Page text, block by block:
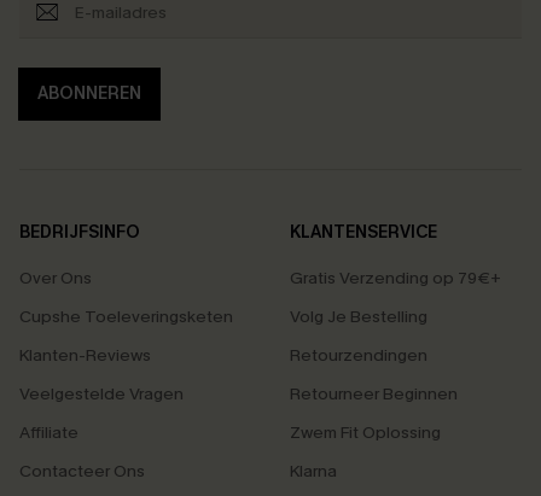
ABONNEREN
BEDRIJFSINFO
Over Ons
Cupshe Toeleveringsketen
Klanten-Reviews
Veelgestelde Vragen
Affiliate
Contacteer Ons
KLANTENSERVICE
Gratis Verzending op 79€+
Volg Je Bestelling
Retourzendingen
Retourneer Beginnen
Zwem Fit Oplossing
Klarna